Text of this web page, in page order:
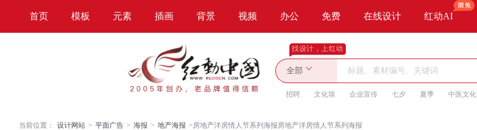
首页 模板 元素 插画 背景 视频 办公 免费 在线设计 红动AI
找设计，上红动
全部
招聘 文化墙 企业宣传 七夕 夏季 中医文化
当前位置： 设计网站 > 平面广告 > 海报 > 地产海报 >房地产洋房情人节系列海报房地产洋房情人节系列海报